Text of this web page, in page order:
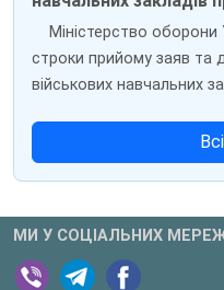
Міністерство
строки прийому заяв та
військових навчальних
МИ У СОЦІАЛЬНИХ